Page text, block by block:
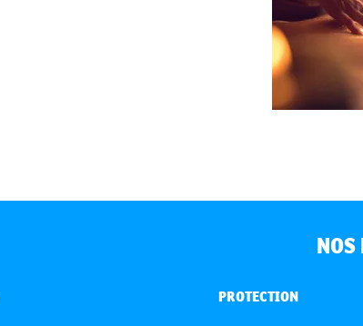
NOS
PROTECTION